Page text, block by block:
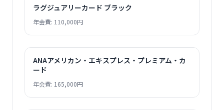
ラグジュアリーカード ブラック
年会費: 110,000円
ANAアメリカン・エキスプレス・プレミアム・カ
ード
年会費: 165,000円